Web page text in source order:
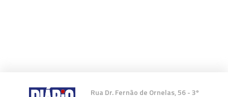
Rua Dr. Fernão de Ornelas, 56 - 3º